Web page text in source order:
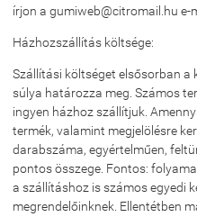
írjon a gumiweb@citromail.hu e-
Házhozszállítás költsége:
Szállítási költséget elsősorban
súlya határozza meg. Számos
ingyen házhoz szállítjuk.
termék, valamint megjelölésre
darabszáma, egyértelműen,
pontos összege. Fontos:
a szállításhoz is számos egyedi
megrendelőinknek. Ellentétben